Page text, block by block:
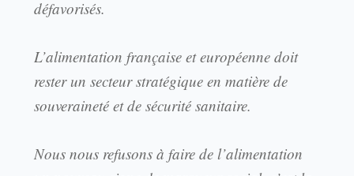
défavorisés.
L’alimentation française et européenne doit
rester un secteur stratégique en matière de
souveraineté et de sécurité sanitaire.
Nous nous refusons à faire de l’alimentation